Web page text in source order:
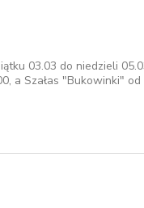
03.03 do niedzieli
a Szałas "Bukowinki"